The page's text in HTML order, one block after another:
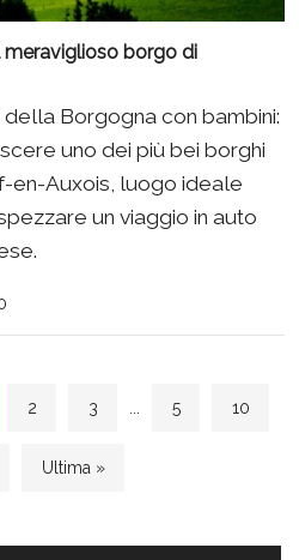
meraviglioso borgo di
Borgogna con bambini:
uno dei più bei borghi
en-Auxois, luogo ideale
un viaggio in auto
2 3 ... 5 10
Ultima »